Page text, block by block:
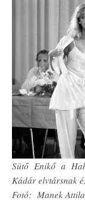
Sütő Enikő a
Kádár elvtársnak
Fotó: Manek Attila